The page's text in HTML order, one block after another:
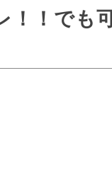
！！でも